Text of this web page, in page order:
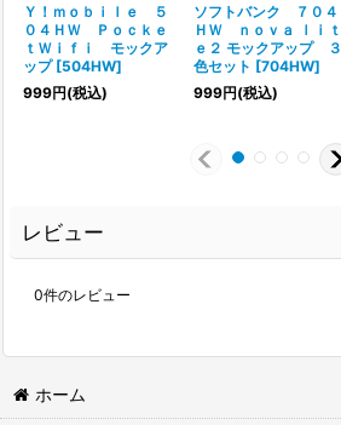
Ｙ！ｍｏｂｉｌｅ ５
０４ＨＷ Ｐｏｃｋｅ
ｔＷｉｆｉ モックア
ップ [504HW]
999円(税込)
ソフトバンク ７０４
ＨＷ ｎｏｖａ ｌｉｔ
ｅ２ モックアップ ３
色セット [704HW]
999円(税込)
レビュー
0件のレビュー
ホーム